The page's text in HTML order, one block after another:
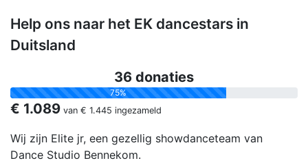
Help ons naar het EK dancestars in
Duitsland
36 donaties
75%
€ 1.089 van € 1.445 ingezameld
Wij zijn Elite jr, een gezellig showdanceteam van
Dance Studio Bennekom.